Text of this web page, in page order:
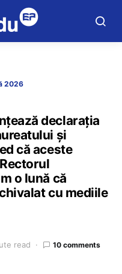
2026
declaraţia
şi
că aceste
o lună că
cu mediile
read 10 comments